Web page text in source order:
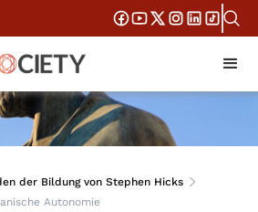
der Bildung von Stephen Hicks
Autonomie